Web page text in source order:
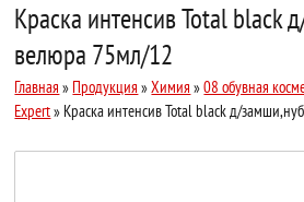
Краска интенсив Total black
велюра 75мл/12
Главная » Продукция »Химия »08 обувная
Expert» Краска интенсив Total black д/